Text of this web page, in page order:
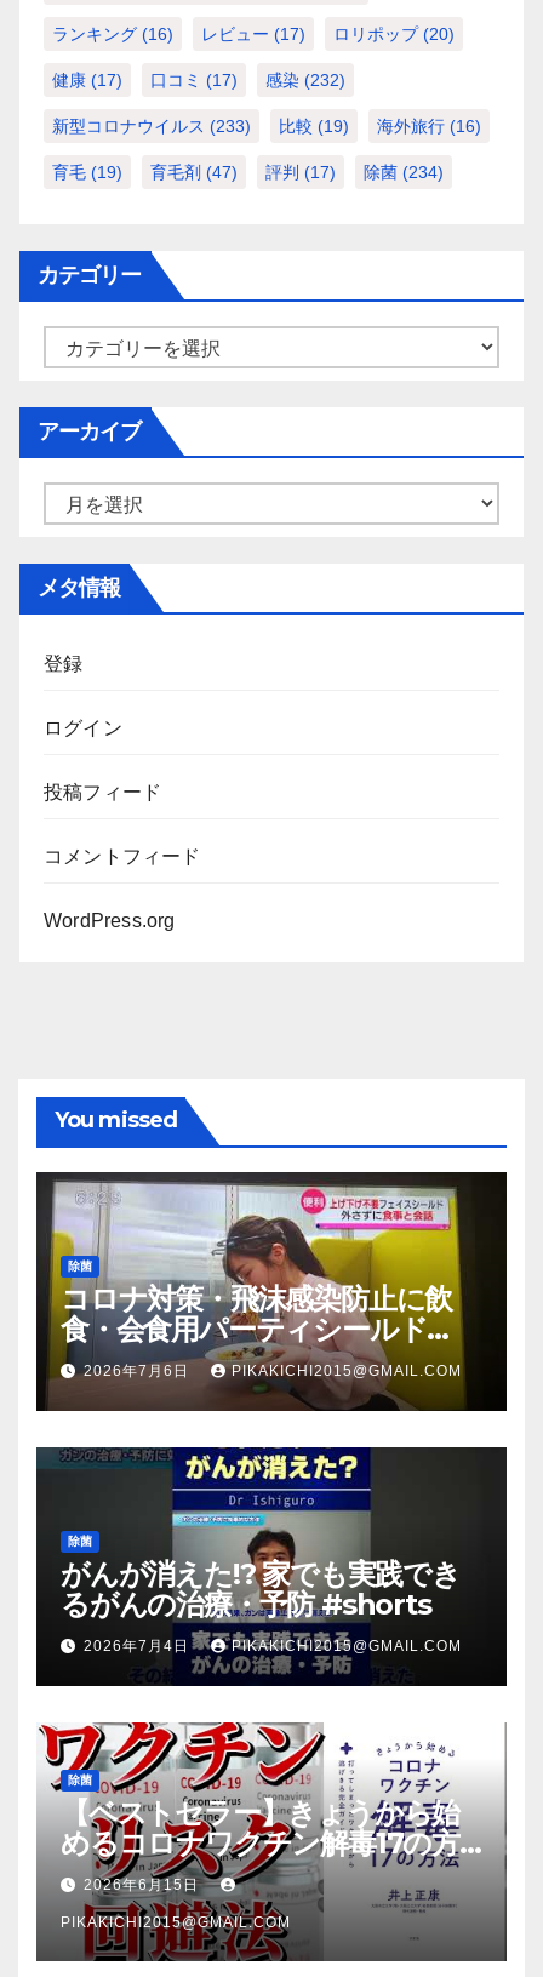
ランキング (16) レビュー (17) ロリポップ(20)
健康 (17) 口コミ (17) 感染 (232)
新型コロナウイルス (233) 比較 (19) 海外旅行 (16)
育毛 (19) 育毛剤 (47) 評判 (17) 除菌 (234)
カテゴリー
ー
アーカイブ
メタ情報
登録
ログイン
投稿フィード
コメントフィード
WordPress.org
You missed
除菌
コロナ対策・飛沫感染防止に飲
食・会食用パーティシールド
（マスク会食代替品）ＦＢＣ福井
放送のＴＶ番組での紹介映像
2026年7月6日 PIKAKICHI2015@GMAIL.COM
除菌
がんが消えた!? 家でも実践でき
るがんの治療・予防 #shorts
2026年7月4日 PIKAKICHI2015@GMAIL.COM
除菌
【ベストセラー】きょうから始
めるコロナワクチン解毒17の方
法【本要約】
2026年6月15日
PIKAKICHI2015@GMAIL.COM